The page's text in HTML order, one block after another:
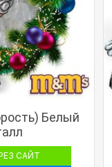
Белый
САЙТ